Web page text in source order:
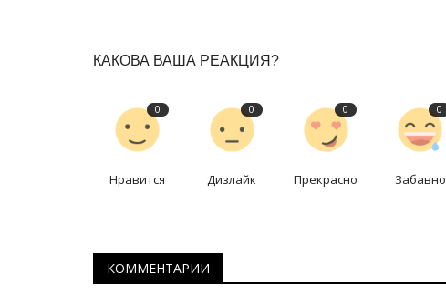
КАКОВА ВАША РЕАКЦИЯ?
0
Нравится
0
Дизлайк
0
Прекрасно
0
Забавно
КОММЕНТАРИИ
Хоккей